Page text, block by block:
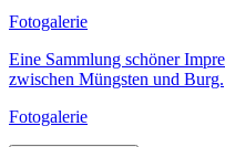
Fotogalerie
Eine Sammlung schöner
zwischen Müngsten und Burg.
Fotogalerie